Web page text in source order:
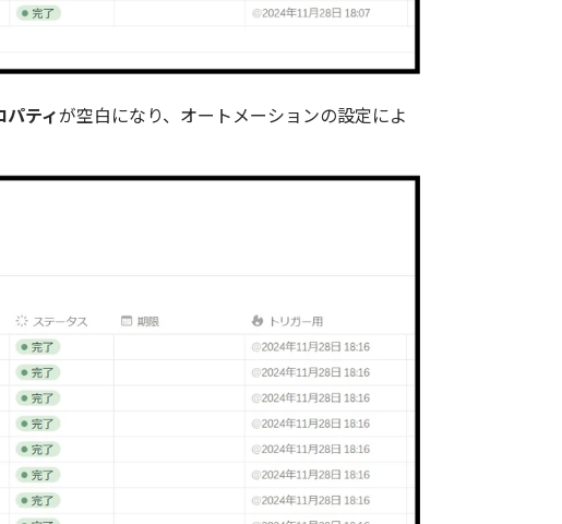
パティが空白になり、オートメーションの設定によ